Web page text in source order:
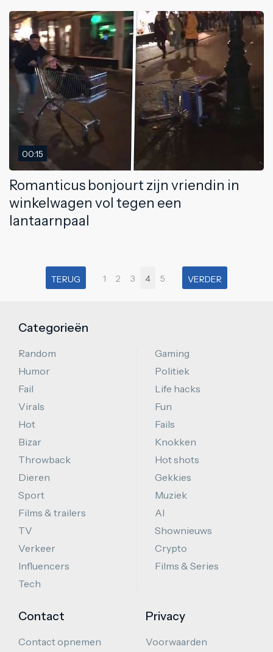
00:15
Romanticus bonjourt zijn vriendin in
winkelwagen vol tegen een
lantaarnpaal
TERUG 1 2 3 4 5 VERDER
Categorieën
Random
Humor
Fail
Virals
Hot
Bizar
Throwback
Dieren
Sport
Films & trailers
TV
Verkeer
Influencers
Tech
Gaming
Politiek
Life hacks
Fun
Fails
Knokken
Hot shots
Gekkies
Muziek
AI
Shownieuws
Crypto
Films & Series
Contact
Contact opnemen
Privacy
Voorwaarden